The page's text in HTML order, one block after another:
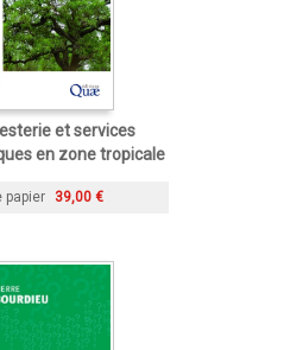
et services
en zone tropicale
papier 39,00 €